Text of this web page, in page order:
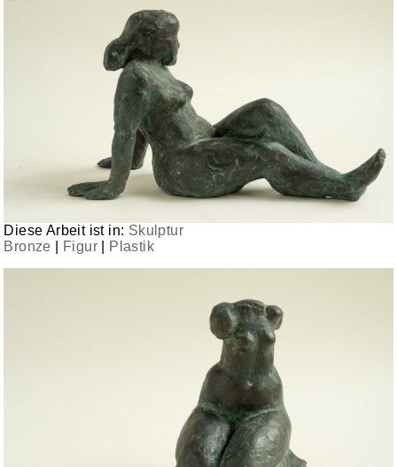
Diese Arbeit ist in: Skulptur
Bronze
Figur Plastik